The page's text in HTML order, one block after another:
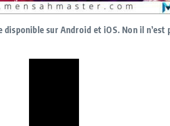
sur Android et iOS. Non il